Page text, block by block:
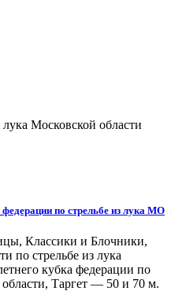
Московской области
по стрельбе из лука МО
Классики и Блочники,
по стрельбе из лука
кубка федерации по
области, Таргет — 50 и 70 м.